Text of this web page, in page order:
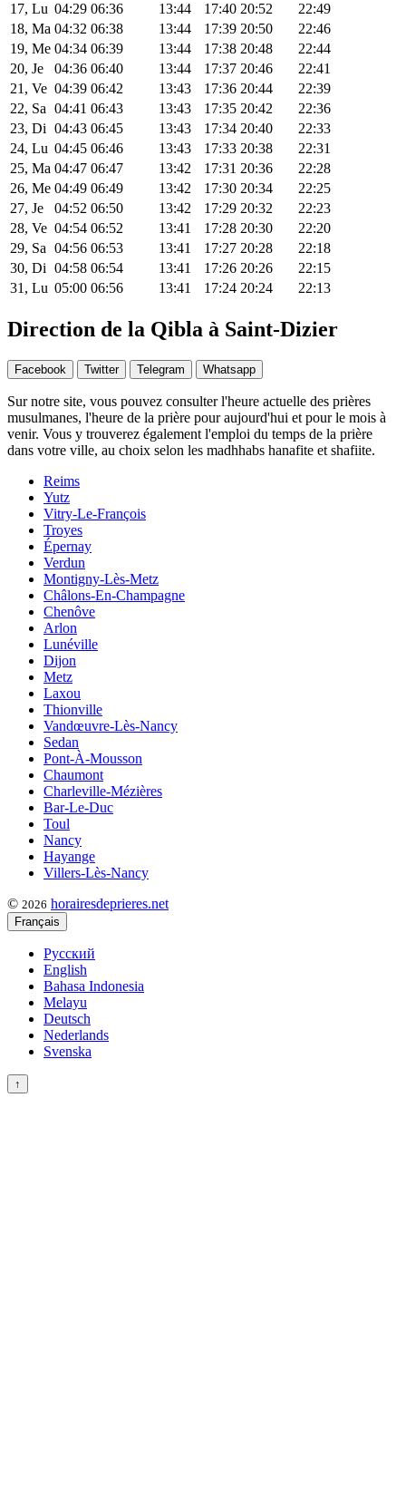
17, Lu 04:29 06:36 13:44 17:40 20:52
22:49
18, Ma 04:32 06:38 13:44 17:39 20:50
22:46
19, Me 04:34 06:39 13:44 17:38 20:48
22:44
20, Je
04:36 06:40 13:44 17:37 20:46
22:41
21, Ve 04:39 06:42 13:43 17:36 20:44
22:39
22, Sa 04:41 06:43 13:43 17:35 20:42
22:36
23, Di 04:43 06:45 13:43 17:34 20:40
22:33
24, Lu 04:45 06:46 13:43 17:33 20:38
22:31
25, Ma 04:47 06:47 13:42 17:31 20:36
22:28
26, Me 04:49 06:49 13:42 17:30 20:34
22:25
27, Je
04:52 06:50 13:42 17:29 20:32
22:23
28, Ve 04:54 06:52 13:41 17:28 20:30
22:20
29, Sa 04:56 06:53 13:41 17:27 20:28
22:18
30, Di 04:58 06:54 13:41 17:26 20:26
22:15
31, Lu 05:00 06:56 13:41 17:24 20:24 22:13
Direction de la Qibla à Saint-Dizier
Facebook Twitter Telegram Whatsapp
Sur notre site, vous pouvez consulter l'heure actuelle des prières
musulmanes, l'heure de la prière pour aujourd'hui et pour le mois à
venir. Vous y trouverez également l'emploi du temps de la prière
dans votre ville, au choix selon les madhhabs hanafite et shafiite.
Reims
Yutz
Vitry-Le-François
Troyes
Épernay
Verdun
Montigny-Lès-Metz
Châlons-En-Champagne
Chenôve
Arlon
Lunéville
Dijon
Metz
Laxou
Thionville
Vandœuvre-Lès-Nancy
Sedan
Pont-À-Mousson
Chaumont
Charleville-Mézières
Bar-Le-Duc
Toul
Nancy
Hayange
Villers-Lès-Nancy
© 2026 horairesdeprieres.net
Français
Русский
English
Bahasa Indonesia
Melayu
Deutsch
Nederlands
Svenska
↑